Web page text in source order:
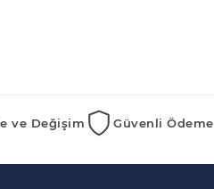
ve Değişim Güvenli Ödeme